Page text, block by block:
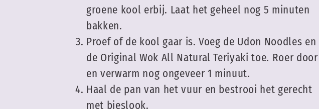
groene kool erbij. Laat het geheel nog 5 minuten
bakken.
Proef of de kool gaar is. Voeg de Udon Noodles en
de Original Wok All Natural Teriyaki toe. Roer door
en verwarm nog ongeveer 1 minuut.
Haal de pan van het vuur en bestrooi het gerecht
met bieslook.